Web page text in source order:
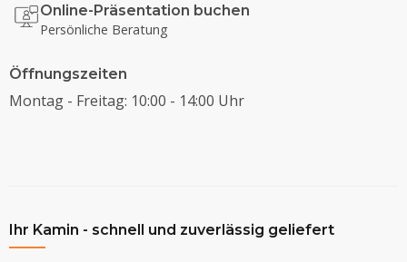
Online-Präsentation buchen
Persönliche Beratung
Öffnungszeiten
Montag - Freitag: 10:00 - 14:00 Uhr
Ihr Kamin - schnell und zuverlässig geliefert